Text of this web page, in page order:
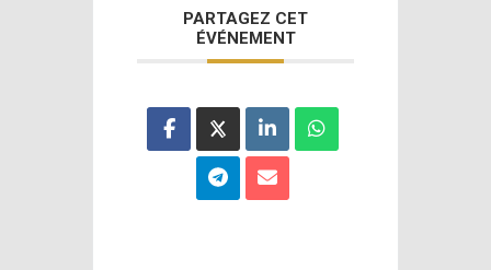
PARTAGEZ CET
ÉVÉNEMENT